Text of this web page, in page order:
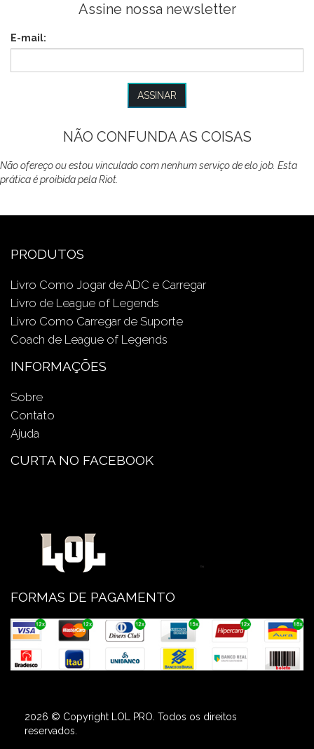
Assine nossa newsletter
E-mail:
NÃO CONFUNDA AS COISAS
Não ofereço ou estou vinculado com nenhum serviço de elo job. Esta
prática é proibida pela Riot.
PRODUTOS
Livro Como Jogar de ADC e Carregar
Livro de League of Legends
Livro Como Carregar de Suporte
Coach de League of Legends
INFORMAÇÕES
Sobre
Contato
Ajuda
CURTA NO FACEBOOK
FORMAS DE PAGAMENTO
2026 © Copyright LOL PRO. Todos os direitos
reservados.